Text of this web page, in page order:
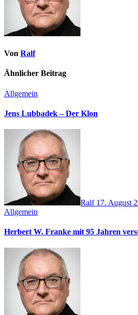
Von Ralf
Ähnlicher Beitrag
Allgemein
Jens Lubbadek – Der Klon
Ralf 17. August
Allgemein
Herbert W. Franke mit 95 Jahren